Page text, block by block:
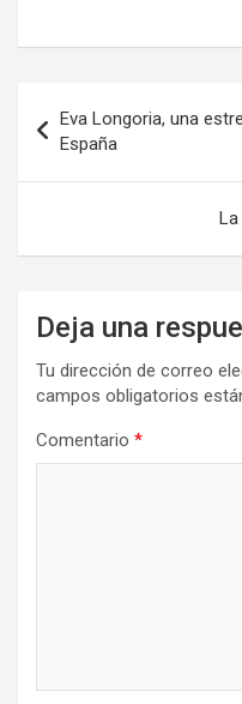
de
entradas
Eva Longoria, una
España
Deja una
Tu dirección de correo
campos obligatorios
Comentario *